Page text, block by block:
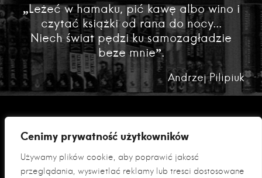
Cenimy prywatność użytkowników
Używamy plików cookie, aby poprawić jakość
przeglądania, wyświetlać reklamy lub treści dostosowane
„Leżeć w hamaku, pić kawę albo wino i
czytać książki od rana do nocy...
Niech świat pędzi ku samozagładzie
beze mnie”.
Andrzej Pilipiuk